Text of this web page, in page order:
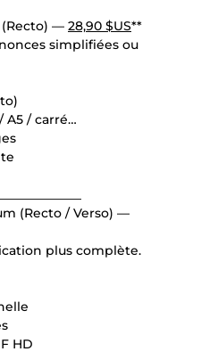
(Recto) — 28,90 $US**
simplifiées ou
A5 / carré…
(Recto / Verso) —
plus complète.
HD